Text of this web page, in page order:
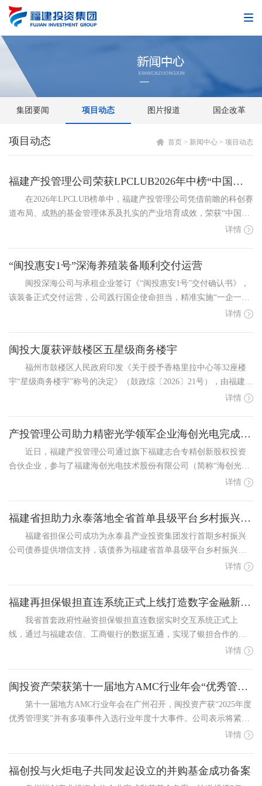
集团要闻 项目动态 图片报道 国企改革
项目动态 首页 > 新闻中心 > 项目动态
福建产投管理公司荣获LPCLUB2026年中榜“中国股权投资新锐GPTOP20”等奖项
在2026年LPCLUB榜单中，福建产投管理公司凭借前瞻的科创赛
道布局、成熟的基金管理体系及扎实的产业培育成效，荣获“中国股
权投资新锐GP TOP20”；福建产业基金荣获“中国股权投资行业资本
详情
“闽投惠安1号”深海养殖装备顺利交付运营
闽投深海公司与承租企业签订《“闽投惠安1号”交付确认书》，
该装备正式交付运营，公司践行国企使命担当，精准实施“一企一
策”原则，为承租方提供定制化服务保障，并同步签订《安全生产管
详情
闽投大厦获评鼓楼区五星级商务楼宇
福州市鼓楼区人民政府印发《关于授予香格里拉中心等32座楼
宇“星级商务楼宇”称号的决定》（鼓政综〔2026〕21号），由福建闽
都置业发展有限责任公司投资建设、福建中闽建发物业有限公司运
详情
产投管理公司助力精密光学领军企业海创光电完成新三板定向发行
近日，福建产投管理公司通过旗下福建志合专精创新股权投资
合伙企业，参与了福建海创光电技术股份有限公司（简称“海创光
电”）新三板创新层挂牌同步定向发行。海创光电是深耕精密光学与
详情
福建省担助力永泰落地全省首单县级平台乡村振兴公司债
福建省担保公司成功为永泰县产业投资集团发行首期乡村振兴
公司债券提供增信支持，该债券为福建省首单县级平台乡村振兴公
司债，发行规模3亿元，票面利率2.32%，创全国同条件债券最低利
详情
福建再担保银担直连系统正式上线打造数字金融新生态
我省首套政府性融资担保银担直连数据实时交互系统正式上
线，通过与福建农信、工商银行的数据互通，实现了银担合作的数
据互通、流程智联与风险共防。该系统通过重构业务流程，建立了
详情
闽投资产荣获第十一届地方AMC行业年会“优秀管理奖”等多项殊荣
第十一届地方AMC行业年会在广州召开，闽投资产获“2025年度
优秀管理奖”并有多项事件入选行业年度十大事件。公司表示将紧扣
高质量发展导向，推进业务转型与创新，助力区域金融提质增效。
详情
福创投与火炬电子共同发起设立的并购基金成功备案